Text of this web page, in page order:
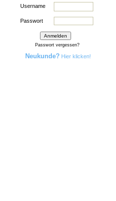
Username
Passwort
Passwort vergessen?
Neukunde? Hier klicken!